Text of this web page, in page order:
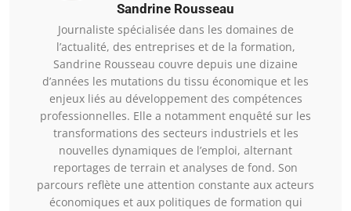
Sandrine Rousseau
Journaliste spécialisée dans les domaines de
l’actualité, des entreprises et de la formation,
Sandrine Rousseau couvre depuis une dizaine
d’années les mutations du tissu économique et les
enjeux liés au développement des compétences
professionnelles. Elle a notamment enquêté sur les
transformations des secteurs industriels et les
nouvelles dynamiques de l’emploi, alternant
reportages de terrain et analyses de fond. Son
parcours reflète une attention constante aux acteurs
économiques et aux politiques de formation qui